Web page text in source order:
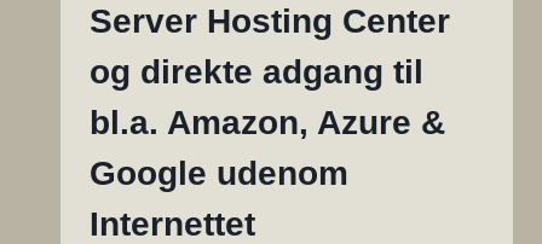
Server Hosting Center
og direkte adgang til
bl.a. Amazon, Azure &
Google udenom
Internettet